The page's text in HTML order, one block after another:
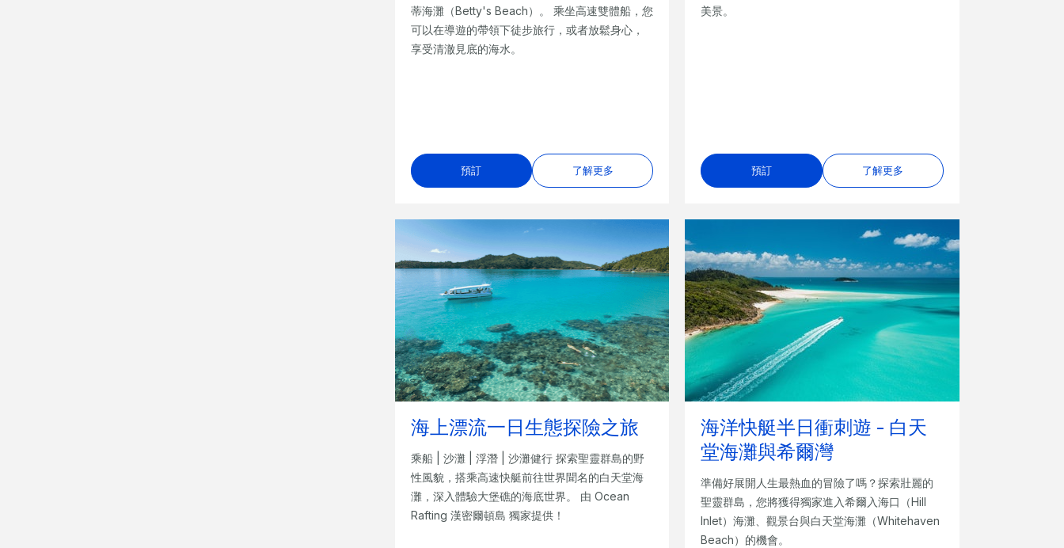
蒂海灘（Betty's Beach）。 乘坐高速雙體船，您
可以在導遊的帶領下徒步旅行，或者放鬆身心，
享受清澈見底的海水。
預訂 了解更多
美景。
預訂 了解更多
海上漂流一日生態探險之旅
乘船 | 沙灘 | 浮潛 | 沙灘健行 探索聖靈群島的野
性風貌，搭乘高速快艇前往世界聞名的白天堂海
灘，深入體驗大堡礁的海底世界。 由 Ocean
Rafting 漢密爾頓島 獨家提供！
海洋快艇半日衝刺遊 - 白天
堂海灘與希爾灣
準備好展開人生最熱血的冒險了嗎？探索壯麗的
聖靈群島，您將獲得獨家進入希爾入海口（Hill
Inlet）海灘、觀景台與白天堂海灘（Whitehaven
Beach）的機會。